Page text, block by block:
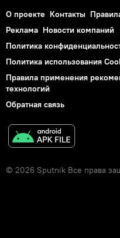
О проекте Контакты
Реклама Новости компаний
Политика
Политика использования
Правила применения
технологий
Обратная связь
© 2026 Sputnik Все права